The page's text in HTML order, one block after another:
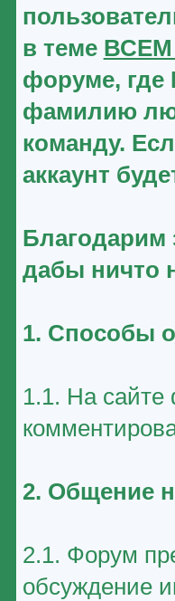
в теме ВСЕМ
форуме, где
фамилию
команду.
аккаунт
Благодарим
дабы ничто
1. Способы
1.1. На сайте
2. Общение
2.1. Форум
обсуждение